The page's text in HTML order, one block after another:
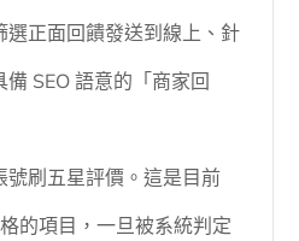
選正面回饋發送到線上、針
SEO 語意的「商家回
號刷五星評價。這是目前
的項目，一旦被系統判定